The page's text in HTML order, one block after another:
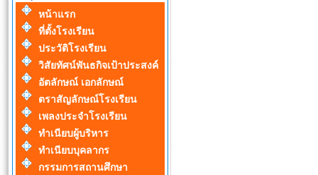
หน้าแรก
ที่ตั้งโรงเรียน
ประวัติโรงเรียน
วิสัยทัศน์พันธกิจเป้าประสงค์
อัตลักษณ์ เอกลักษณ์
ตราสัญลักษณ์โรงเรียน
เพลงประจำโรงเรียน
ทำเนียบผู้บริหาร
ทำเนียบบุคลากร
กรรมการสถานศึกษา